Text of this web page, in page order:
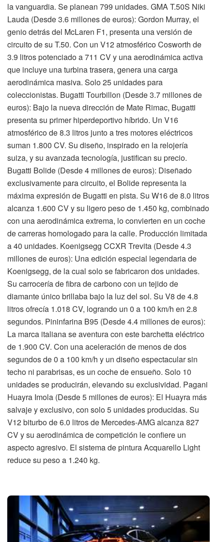
la vanguardia. Se planean 799 unidades. GMA T.50S Niki
Lauda (Desde 3.6 millones de euros): Gordon Murray, el
genio detrás del McLaren F1, presenta una versión de
circuito de su T.50. Con un V12 atmosférico Cosworth de
3.9 litros potenciado a 711 CV y una aerodinámica activa
que incluye una turbina trasera, genera una carga
aerodinámica masiva. Solo 25 unidades para
coleccionistas. Bugatti Tourbillon (Desde 3.7 millones de
euros): Bajo la nueva dirección de Mate Rimac, Bugatti
presenta su primer hiperdeportivo híbrido. Un V16
atmosférico de 8.3 litros junto a tres motores eléctricos
suman 1.800 CV. Su diseño, inspirado en la relojería
suiza, y su avanzada tecnología, justifican su precio.
Bugatti Bolide (Desde 4 millones de euros): Diseñado
exclusivamente para circuito, el Bolide representa la
máxima expresión de Bugatti en pista. Su W16 de 8.0 litros
alcanza 1.600 CV y su ligero peso de 1.450 kg, combinado
con una aerodinámica extrema, lo convierten en un coche
de carreras homologado para la calle. Producción limitada
a 40 unidades. Koenigsegg CCXR Trevita (Desde 4.3
millones de euros): Una edición especial legendaria de
Koenigsegg, de la cual solo se fabricaron dos unidades.
Su carrocería de fibra de carbono con un tejido de
diamante único brillaba bajo la luz del sol. Su V8 de 4.8
litros ofrecía 1.018 CV, logrando un 0 a 100 km/h en 2.8
segundos. Pininfarina B95 (Desde 4.4 millones de euros):
La marca italiana se aventura con este barchetta eléctrico
de 1.900 CV. Con una aceleración de menos de dos
segundos de 0 a 100 km/h y un diseño espectacular sin
techo ni parabrisas, es un coche de ensueño. Solo 10
unidades se producirán, elevando su exclusividad. Pagani
Huayra Imola (Desde 5 millones de euros): El Huayra más
salvaje y exclusivo, con solo 5 unidades producidas. Su
V12 biturbo de 6.0 litros de Mercedes-AMG alcanza 827
CV y su aerodinámica de competición le confiere un
aspecto agresivo. El sistema de pintura Acquarello Light
reduce su peso a 1.240 kg.